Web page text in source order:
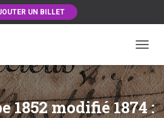
UN BILLET
1852 modifié 1874 :